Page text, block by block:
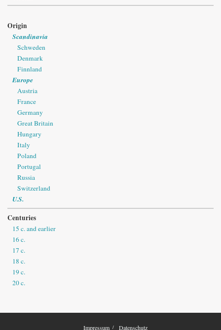
Origin
Scandinavia
Schweden
Denmark
Finnland
Europe
Austria
France
Germany
Great Britain
Hungary
Italy
Poland
Portugal
Russia
Switzerland
U.S.
Centuries
15 c. and earlier
16 c.
17 c.
18 c.
19 c.
20 c.
Impressum Datenschutz